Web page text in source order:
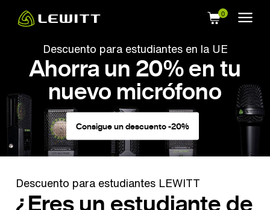
Descuento para estudiantes en la UE
Ahorra un 20% en tu
nuevo micrófono
Consigue un descuento -20%
Descuento para estudiantes LEWITT